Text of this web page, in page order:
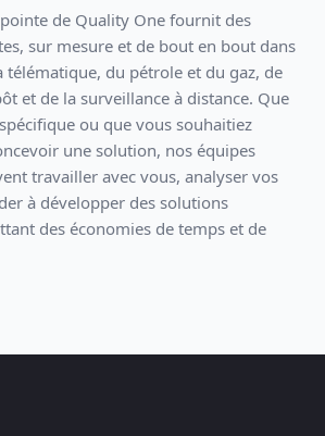
de Quality One fournit des
sur mesure et de bout en bout dans
télématique, du pétrole et du gaz, de
et de la surveillance à distance. Que
ou que vous souhaitiez
une solution, nos équipes
travailler avec vous, analyser vos
à développer des solutions
des économies de temps et de